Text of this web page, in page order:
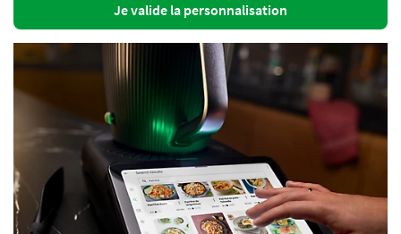
Je valide la personnalisation